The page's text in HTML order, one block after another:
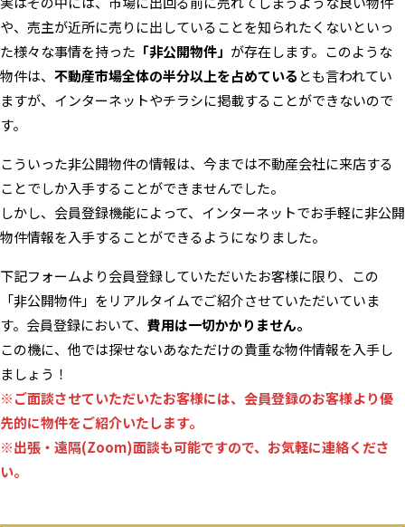
や、売主が近所に売りに出していることを知られたくないといっ
た様々な事情を持った 「非公開物件」 が存在します。このような
物件は、 不動産市場全体の半分以上を占めている とも言われてい
ますが、インターネットやチラシに掲載することができないので
す。
こういった非公開物件の情報は、今までは不動産会社に来店する
ことでしか入手することができませんでした。
しかし、会員登録機能によって、インターネットでお手軽に非公開
物件情報を入手することができるようになりました。
下記フォームより会員登録していただいたお客様に限り、この
「非公開物件」をリアルタイムでご紹介させていただいていま
す。会員登録において、 費用は一切かかりません。
この機に、他では探せないあなただけの貴重な物件情報を入手し
ましょう！
※ご面談させていただいたお客様には、会員登録のお客様より優
先的に物件をご紹介いたします。
※出張・遠隔(Zoom)面談も可能ですので、お気軽に連絡くださ
い。